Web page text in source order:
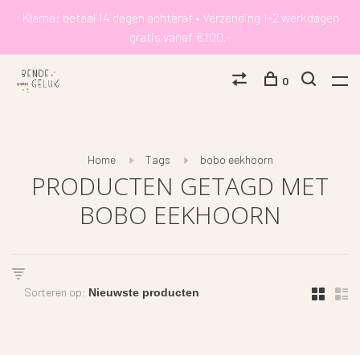
Klarna: betaal 14 dagen achteraf • Verzending 1-2 werkdagen
gratis vanaf €100,-
0
Home Tags bobo eekhoorn
PRODUCTEN GETAGD MET
BOBO EEKHOORN
Sorteren op: